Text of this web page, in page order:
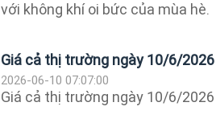
với không khí oi bức của mùa hè.
Giá cả thị trường ngày 10/6/2026
2026-06-10 07:07:00
Giá cả thị trường ngày 10/6/2026